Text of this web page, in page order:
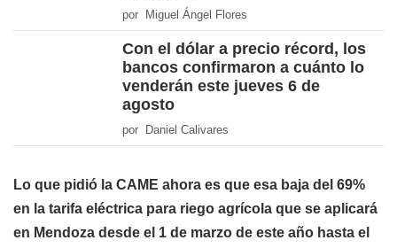
por Miguel Ángel Flores
Con el dólar a precio récord, los
bancos confirmaron a cuánto lo
venderán este jueves 6 de
agosto
por Daniel Calivares
Lo que pidió la CAME ahora es que esa baja del 69%
en la tarifa eléctrica para riego agrícola que se aplicará
en Mendoza desde el 1 de marzo de este año hasta el